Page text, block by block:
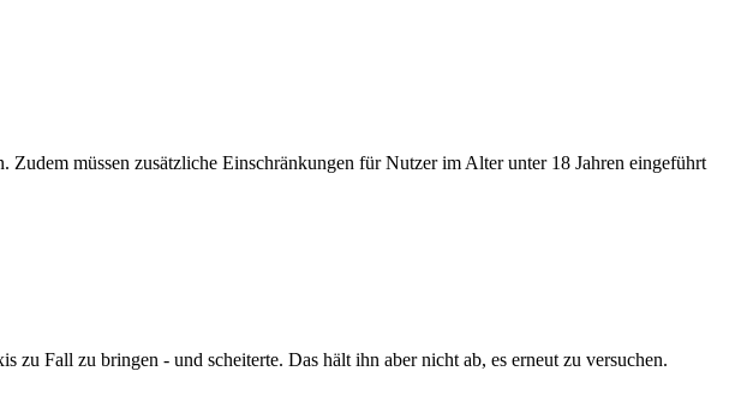
müssen zusätzliche Einschränkungen für Nutzer im Alter unter 18 Jahren eingeführt
zu Fall zu bringen - und scheiterte. Das hält ihn aber nicht ab, es erneut zu versuchen.